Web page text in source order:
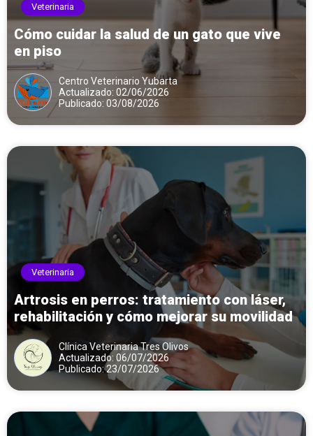
Veterinaria
Cómo cuidar la salud de un gato que vive
en piso
Centro Veterinario Yubarta
Actualizado: 02/06/2026
Publicado: 03/08/2026
Veterinaria
Artrosis en perros: tratamiento con láser,
rehabilitación y cómo mejorar su movilidad
Clínica Veterinaria Tres Olivos
Actualizado: 06/07/2026
Publicado: 23/07/2026